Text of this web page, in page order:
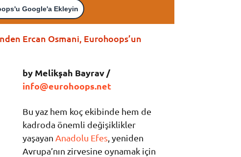
Google'a Ekleyin
Ercan Osmani, Eurohoops’un
by Melikşah Bayrav /
info@eurohoops.net
Bu yaz hem koç ekibinde hem de
kadroda önemli değişiklikler
yaşayan Anadolu Efes, yeniden
Avrupa’nın zirvesine oynamak için